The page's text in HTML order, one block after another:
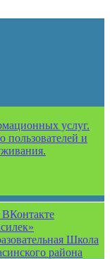
услуг.
и
Школа
района